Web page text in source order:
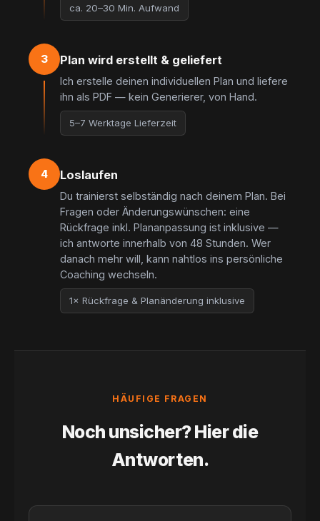
ca. 20–30 Min. Aufwand
3 Plan wird erstellt & geliefert
Ich erstelle deinen individuellen Plan und liefere
ihn als PDF — kein Generierer, von Hand.
5–7 Werktage Lieferzeit
4 Loslaufen
Du trainierst selbständig nach deinem Plan. Bei
Fragen oder Änderungswünschen: eine
Rückfrage inkl. Plananpassung ist inklusive —
ich antworte innerhalb von 48 Stunden. Wer
danach mehr will, kann nahtlos ins persönliche
Coaching wechseln.
1× Rückfrage & Planänderung inklusive
HÄUFIGE FRAGEN
Noch unsicher? Hier die
Antworten.